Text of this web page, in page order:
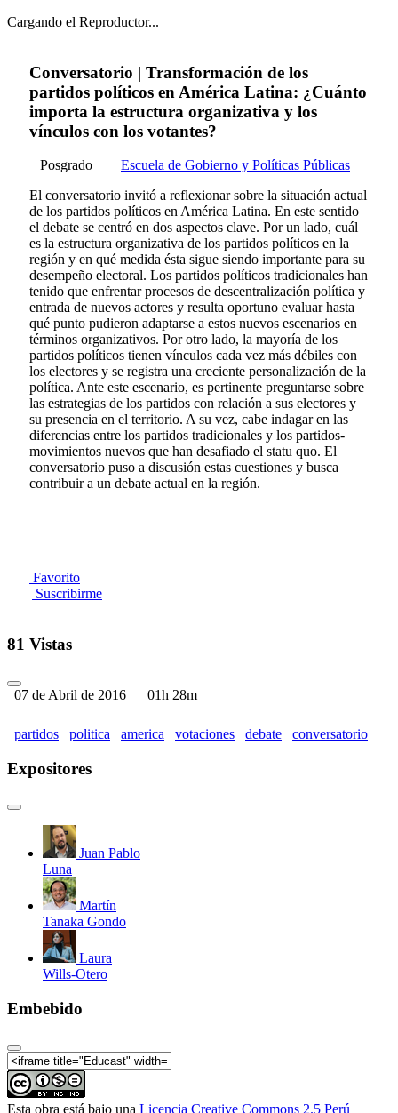
Cargando el Reproductor...
Conversatorio | Transformación de los
partidos políticos en América Latina: ¿Cuánto
importa la estructura organizativa y los
vínculos con los votantes?
Posgrado
Escuela de Gobierno y Políticas Públicas
El conversatorio invitó a reflexionar sobre la situación actual
de los partidos políticos en América Latina. En este sentido
el debate se centró en dos aspectos clave. Por un lado, cuál
es la estructura organizativa de los partidos políticos en la
región y en qué medida ésta sigue siendo importante para su
desempeño electoral. Los partidos políticos tradicionales han
tenido que enfrentar procesos de descentralización política y
entrada de nuevos actores y resulta oportuno evaluar hasta
qué punto pudieron adaptarse a estos nuevos escenarios en
términos organizativos. Por otro lado, la mayoría de los
partidos políticos tienen vínculos cada vez más débiles con
los electores y se registra una creciente personalización de la
política. Ante este escenario, es pertinente preguntarse sobre
las estrategias de los partidos con relación a sus electores y
su presencia en el territorio. A su vez, cabe indagar en las
diferencias entre los partidos tradicionales y los partidos-
movimientos nuevos que han desafiado el statu quo. El
conversatorio puso a discusión estas cuestiones y busca
contribuir a un debate actual en la región.
Favorito
Suscribirme
81 Vistas
07 de Abril de 2016 01h 28m
partidos politica america votaciones debate conversatorio
Expositores
Juan Pablo
Luna
Martín
Tanaka Gondo
Laura
Wills-Otero
Embebido
Esta obra está bajo una Licencia Creative Commons 2.5 Perú